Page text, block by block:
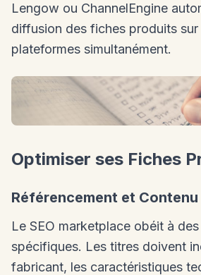
Lengow ou ChannelEngine
diffusion des fiches produits sur
plateformes simultanément.
Optimiser ses Fiches
Référencement et Contenu
Le SEO marketplace obéit à
spécifiques. Les titres doivent
fabricant, les caractéristiques